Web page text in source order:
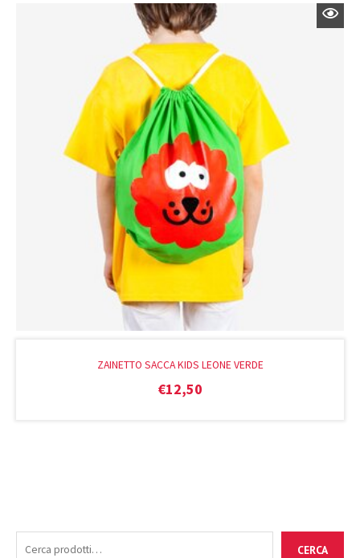
CERCA
ZAINETTO SACCA KIDS LEONE VERDE
€12,50